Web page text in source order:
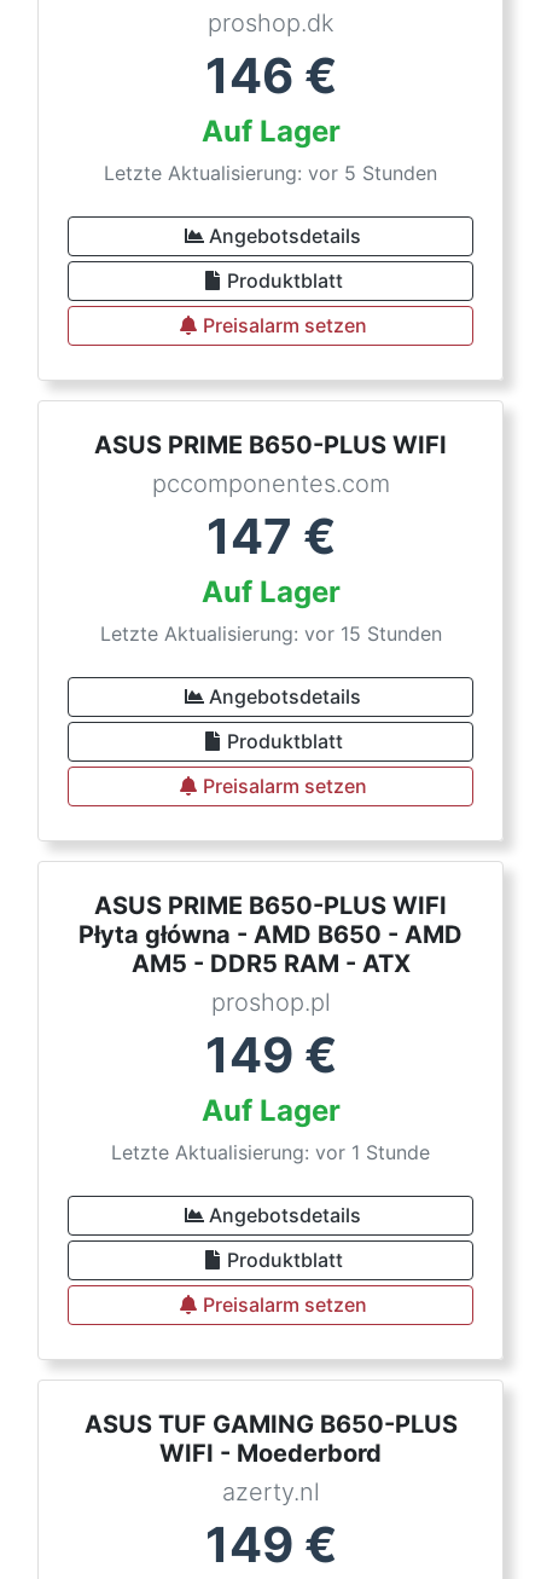
proshop.dk
146 €
Auf Lager
Letzte Aktualisierung: vor 5 Stunden
Angebotsdetails
Produktblatt
Preisalarm setzen
ASUS PRIME B650-PLUS WIFI
pccomponentes.com
147 €
Auf Lager
Letzte Aktualisierung: vor 15 Stunden
Angebotsdetails
Produktblatt
Preisalarm setzen
ASUS PRIME B650-PLUS WIFI
Płyta główna - AMD B650 - AMD
AM5 - DDR5 RAM - ATX
proshop.pl
149 €
Auf Lager
Letzte Aktualisierung: vor 1 Stunde
Angebotsdetails
Produktblatt
Preisalarm setzen
ASUS TUF GAMING B650-PLUS
WIFI - Moederbord
azerty.nl
149 €